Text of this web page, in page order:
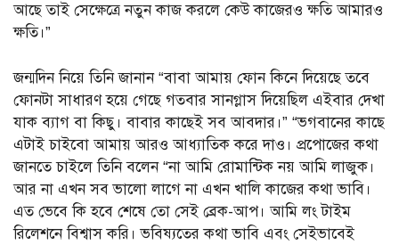
আছে তাই সেক্ষেত্রে নতুন কাজ করলে কেউ কাজেরও ক্ষতি আমারও
ক্ষতি।”
জন্মদিন নিয়ে তিনি জানান “বাবা আমায় ফোন কিনে দিয়েছে তবে
ফোনটা সাধারণ হয়ে গেছে গতবার সানগ্লাস দিয়েছিল এইবার দেখা
যাক ব্যাগ বা কিছু। বাবার কাছেই সব আবদার।” “ভগবানের কাছে
এটাই চাইবো আমায় আরও আধ্যাতিক করে দাও। প্রপোজের কথা
জানতে চাইলে তিনি বলেন “না আমি রোমান্টিক নয় আমি লাজুক।
আর না এখন সব ভালো লাগে না এখন খালি কাজের কথা ভাবি।
এত ভেবে কি হবে শেষে তো সেই ব্রেক-আপ। আমি লং টাইম
রিলেশনে বিশ্বাস করি। ভবিষ্যতের কথা ভাবি এবং সেইভাবেই